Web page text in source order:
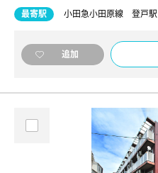
最寄駅 小田急小田原線 登戸
追加